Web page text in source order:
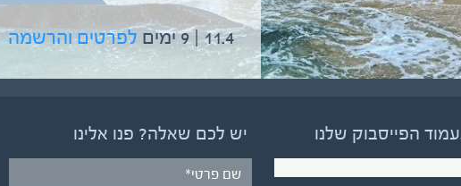
11.4 | 9 ימים לפרטים והרשמה 5.6 | 12 ימים לפרטים והרשמה
הפייסבוק שלנו יש לכם שאלה? פנו אלינו